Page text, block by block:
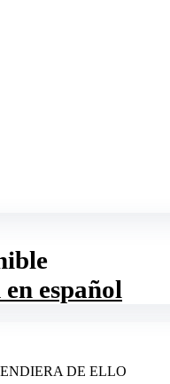
español
DE ELLO